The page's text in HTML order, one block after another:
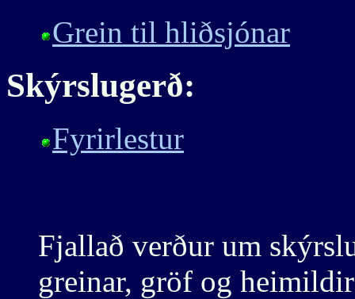
Grein til hliðsjónar
Skýrslugerð:
Fyrirlestur
Fjallað verður um
greinar, gröf og heimildir